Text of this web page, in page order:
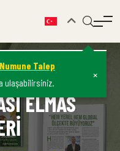
Numune Talep
ulaşabilirsiniz.
×
ELMAS